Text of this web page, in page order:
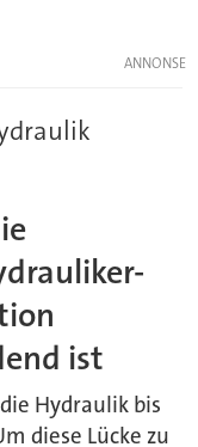
ist
Hydraulik bis
diese Lücke zu